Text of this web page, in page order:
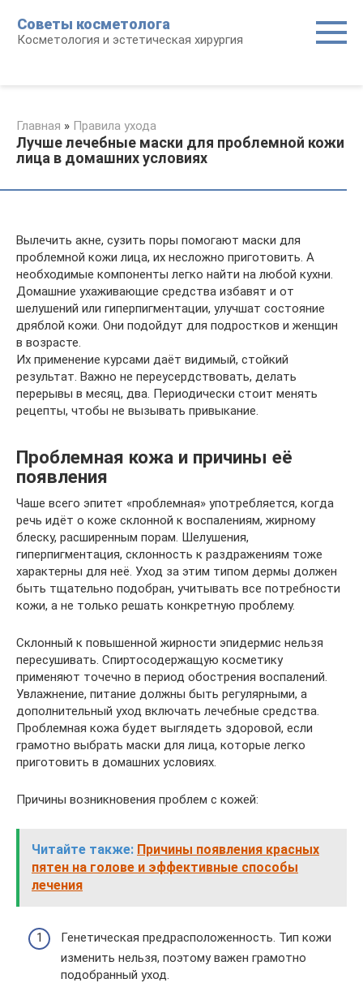
контенту
Советы косметолога
Косметология и эстетическая хирургия
Главная » Правила ухода
Лучше лечебные маски для проблемной кожи
лица в домашних условиях
Вылечить акне, сузить поры помогают маски для
проблемной кожи лица, их несложно приготовить. А
необходимые компоненты легко найти на любой кухни.
Домашние ухаживающие средства избавят и от
шелушений или гиперпигментации, улучшат состояние
дряблой кожи. Они подойдут для подростков и женщин
в возрасте.
Их применение курсами даёт видимый, стойкий
результат. Важно не переусердствовать, делать
перерывы в месяц, два. Периодически стоит менять
рецепты, чтобы не вызывать привыкание.
Проблемная кожа и причины её
появления
Чаше всего эпитет «проблемная» употребляется, когда
речь идёт о коже склонной к воспалениям, жирному
блеску, расширенным порам. Шелушения,
гиперпигментация, склонность к раздражениям тоже
характерны для неё. Уход за этим типом дермы должен
быть тщательно подобран, учитывать все потребности
кожи, а не только решать конкретную проблему.
Склонный к повышенной жирности эпидермис нельзя
пересушивать. Спиртосодержащую косметику
применяют точечно в период обострения воспалений.
Увлажнение, питание должны быть регулярными, а
дополнительный уход включать лечебные средства.
Проблемная кожа будет выглядеть здоровой, если
грамотно выбрать маски для лица, которые легко
приготовить в домашних условиях.
Причины возникновения проблем с кожей:
Читайте также: Причины появления красных
пятен на голове и эффективные способы
лечения
Генетическая предрасположенность. Тип кожи
изменить нельзя, поэтому важен грамотно
подобранный уход.